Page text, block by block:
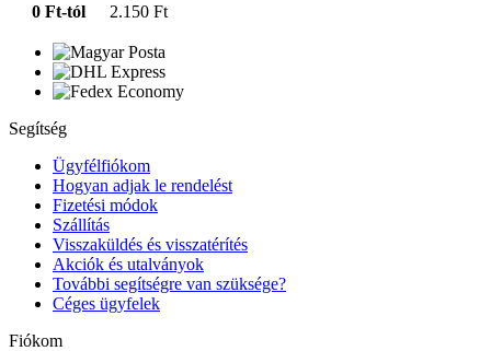
0 Ft-tól
2.150 Ft
Segítség
Ügyfélfiókom
Hogyan adjak le rendelést
Fizetési módok
Szállítás
Visszaküldés és visszatérítés
Akciók és utalványok
További segítségre van szüksége?
Céges ügyfelek
Fiókom